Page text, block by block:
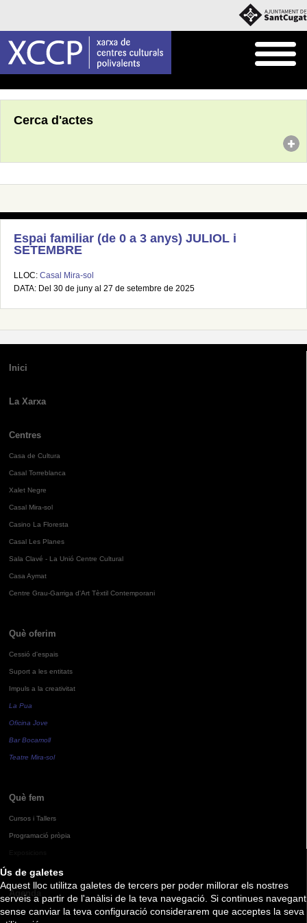
Ús de galetes
Aquest lloc utilitza galetes de tercers per poder millorar els nostres
serveis a partir de l'anàlisi de la teva navegació. Si continues navegant
sense canviar la teva configuració considerarem que acceptes la seva
Cerca d'actes
Espai familiar (de 0 a 3 anys) JULIOL i
SETEMBRE
LLOC: Casal Mira-sol
DATA: Del 30 de juny al 27 de setembre de 2025
Inici
La Xarxa
Centres
Casa de Cultura
Casal Torreblanca
Xalet Negre
Casal Mira-sol
Casino La Floresta
Casal Les Planes
Sala Clavé - La Unió Centre Cultural
Casa Aymat
Centre Grau-Garriga d'Art Tèxtil Contemporani
Què oferim
Cessió d'espais
Suport a les entitats
Impuls a la creativitat
La Pua
Oficina Jove
Bar Bocamoll
Teatre Mira-sol
Què fem
Cursos i Tallers
Programació pròpia
Agenda